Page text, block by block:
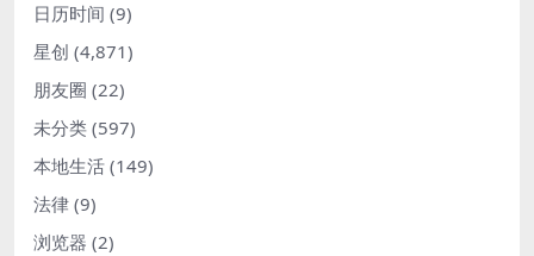
日历时间 (9)
星创 (4,871)
朋友圈 (22)
未分类 (597)
本地生活 (149)
法律 (9)
浏览器 (2)